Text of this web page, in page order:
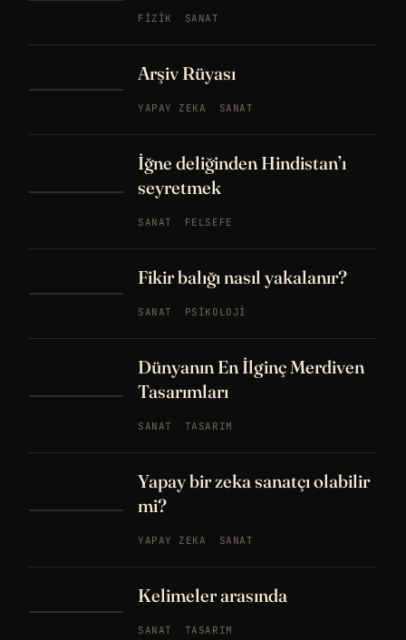
FIZIK SANAT
Arşiv Rüyası
YAPAY ZEKA SANAT
İğne deliğinden Hindistan’ı
seyretmek
SANAT FELSEFE
Fikir balığı nasıl yakalanır?
SANAT PSIKOLOJI
Dünyanın En İlginç Merdiven
Tasarımları
SANAT TASARIM
Yapay bir zeka sanatçı olabilir
mi?
YAPAY ZEKA SANAT
Kelimeler arasında
SANAT TASARIM